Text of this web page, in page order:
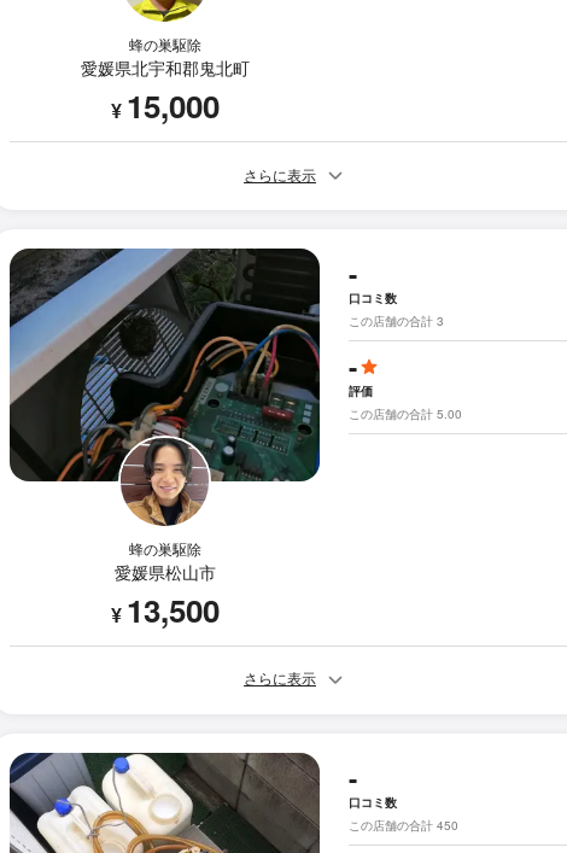
蜂の巣駆除
愛媛県北宇和郡鬼北町
¥ 15,000
さらに表示
蜂の巣駆除
愛媛県松山市
¥ 13,500
-
口コミ数
この店舗の合計 3
-
評価
この店舗の合計 5.00
さらに表示
-
口コミ数
この店舗の合計 450